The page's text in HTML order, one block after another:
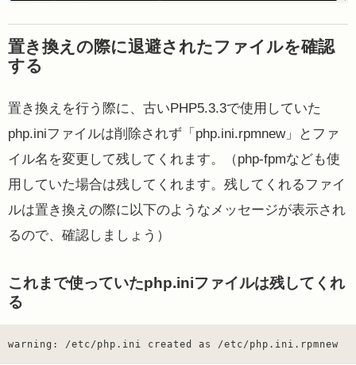
置き換えの際に退避されたファイルを確認
する
置き換えを行う際に、古いPHP5.3.3で使用していた
php.iniファイルは削除されず「php.ini.rpmnew」とファ
イル名を変更して残してくれます。（php-fpmなども使
用していた場合は残してくれます。残してくれるファイ
ルは置き換えの際に以下のようなメッセージが表示され
るので、確認しましょう）
これまで使っていたphp.iniファイルは残してくれ
る
warning: /etc/php.ini created as /etc/php.ini.rpmnew